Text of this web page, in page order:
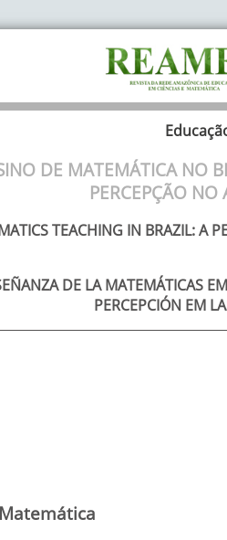
DE MATEMÁTICA NO
PERCEPÇÃO
TEACHING IN BRAZIL: A
DE LA MATEMÁTICAS
PERCEPCIÓN EM